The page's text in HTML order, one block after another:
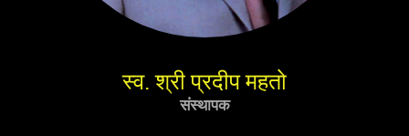
स्व. श्री प्रदीप महतो
संस्थापक